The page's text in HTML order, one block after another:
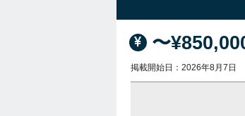
〜
掲載開始日：2026年8月7日